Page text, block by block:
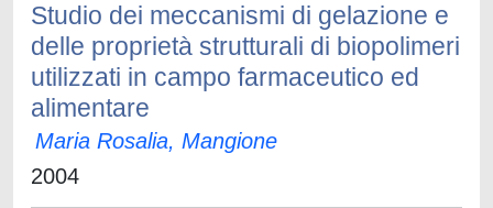
Studio dei meccanismi di gelazione e
delle proprietà strutturali di biopolimeri
utilizzati in campo farmaceutico ed
alimentare
Maria Rosalia, Mangione
2004